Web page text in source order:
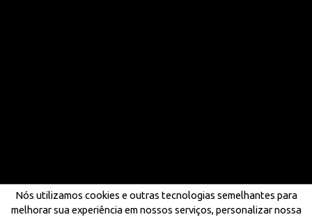
Nós utilizamos cookies e outras tecnologias semelhantes para
melhorar sua experiência em nossos serviços, personalizar nossa